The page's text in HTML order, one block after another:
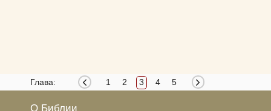
Глава: 1 2 3 4 5
О Библии